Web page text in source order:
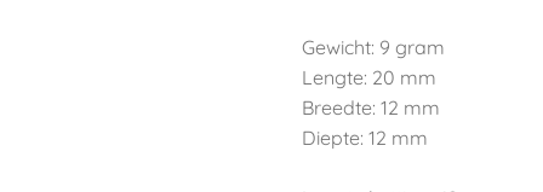
Gewicht: 9 gram
Lengte: 20 mm
Breedte: 12 mm
Diepte: 12 mm